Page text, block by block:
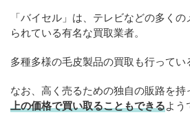
「バイセル」は、テレビなどの多く
られている有名な買取業者。
多種多様の毛皮製品の買取も行ってい
なお、高く売るための独自の販路を持
上の価格で買い取ることもできるよう